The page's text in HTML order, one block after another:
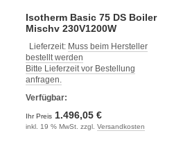
Isotherm Basic 75 DS Boiler
Mischv 230V1200W
Lieferzeit: Muss beim Hersteller
bestellt werden
Bitte Lieferzeit vor Bestellung
anfragen.
Verfügbar:
Ihr Preis 1.496,05 €
inkl. 19 % MwSt. zzgl. Versandkosten